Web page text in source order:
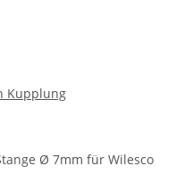
Kupplung
Ø 7mm für Wilesco